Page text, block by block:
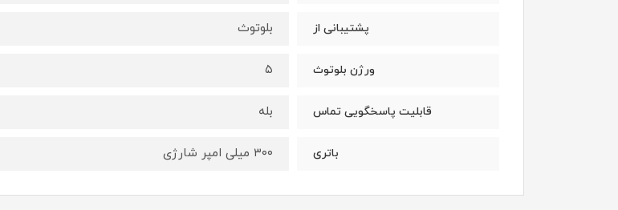
پشتیبانی از بلوتوث
ورژن بلوتوث ۵
قابلیت پاسخگویی تماس بله
باتری ۳۰۰ میلی امپر شارژی